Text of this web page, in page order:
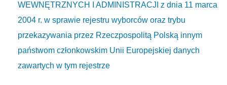
WEWNĘTRZNYCH I ADMINISTRACJI z dnia 11 marca
2004 r. w sprawie rejestru wyborców oraz trybu
przekazywania przez Rzeczpospolitą Polską innym
państwom członkowskim Unii Europejskiej danych
zawartych w tym rejestrze